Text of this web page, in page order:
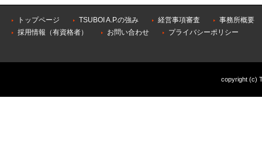
トップページ TSUBOI A.P.の強み 経営事項審査
事務所概要
採用情報（有資格者）
お問い合わせ プライバシーポリシー
copyright (c)